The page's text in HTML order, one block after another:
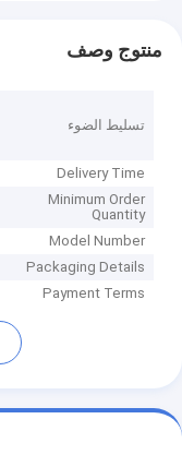
منتوج وصف
تسليط الضوء
Delivery Time
Minimum Order
Quantity
Model Number
Packaging Details
Payment Terms